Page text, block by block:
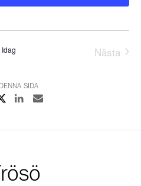
Idag
Nästa
SIDA
Facebook
på X
Dela på Linkedin
Dela med E-post